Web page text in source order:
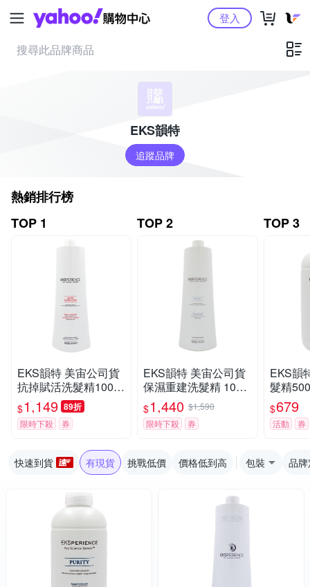
Yahoo購物中心登入
EKS韻特
追蹤品牌
熱銷排行榜
TOP 1
EKS韻特 美宙公司貨
抗掉賦活洗髮精1000
ML 附壓頭
$1,149 89折
限時下殺 券
TOP 2
EKS韻特 美宙公司貨
保濕重建洗髮精 1000
ML
$1,440 $1,590
限時下殺
券
TOP 3
EKS韻
髮精
宙公司
$679
活動 券
快速到貨 有現貨 挑戰低價 價格低到高 包裝 品